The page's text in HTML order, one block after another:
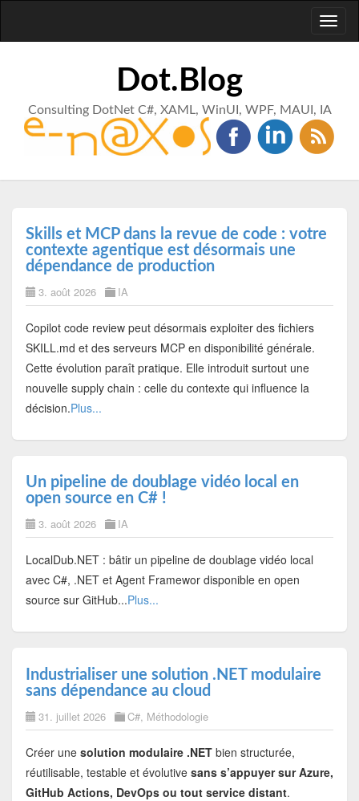
Dot.Blog
Consulting DotNet C#, XAML, WinUI, WPF, MAUI, IA
Skills et MCP dans la revue de code : votre
contexte agentique est désormais une
dépendance de production
3. août 2026 IA
Copilot code review peut désormais exploiter des fichiers
SKILL.md et des serveurs MCP en disponibilité générale.
Cette évolution paraît pratique. Elle introduit surtout une
nouvelle supply chain : celle du contexte qui influence la
décision.Plus...
Un pipeline de doublage vidéo local en
open source en C# !
3. août 2026 IA
LocalDub.NET : bâtir un pipeline de doublage vidéo local
avec C#, .NET et Agent Framewor disponible en open
source sur GitHub...Plus...
Industrialiser une solution .NET modulaire
sans dépendance au cloud
31. juillet 2026 C#, Méthodologie
Créer une solution modulaire .NETbien structurée,
réutilisable, testable et évolutive sans s’appuyer sur Azure,
GitHub Actions, DevOps ou tout service distant.